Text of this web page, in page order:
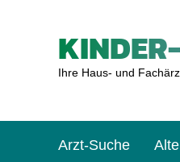
Ihre Haus- und
Arzt-Suche